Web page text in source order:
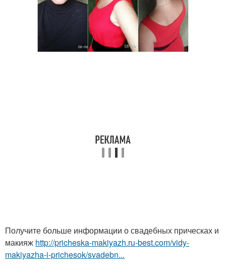
Получите больше информации о свадебных прическах и
макияж http://pricheska-makiyazh.ru-best.com/vidy-
makiyazha-i-prichesok/svadebn...